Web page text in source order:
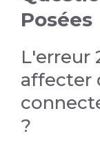
Posées
L'erreur
affecter
?